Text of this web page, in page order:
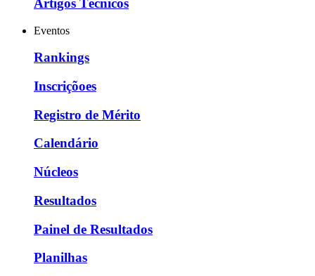
Artigos Técnicos
Eventos
Rankings
Inscriçõoes
Registro de Mérito
Calendário
Núcleos
Resultados
Painel de Resultados
Planilhas